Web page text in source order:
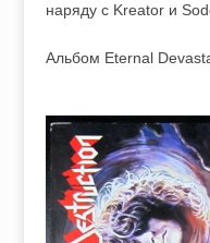
наряду с Kreator и
Альбом Eternal